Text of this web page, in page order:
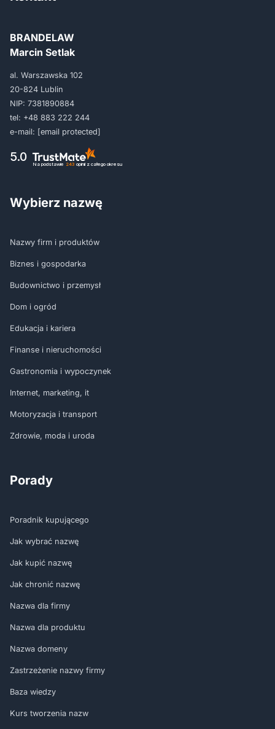
BRANDELAW
Marcin Setlak
al. Warszawska 102
20-824 Lublin
NIP: 7381890884
tel: +48 883 222 244
e-mail: [email protected]
5.0
Na podstawie 243 opinii z całego okresu
Wybierz nazwę
Nazwy firm i produktów
Biznes i gospodarka
Budownictwo i przemysł
Dom i ogród
Edukacja i kariera
Finanse i nieruchomości
Gastronomia i wypoczynek
Internet, marketing, it
Motoryzacja i transport
Zdrowie, moda i uroda
Porady
Poradnik kupującego
Jak wybrać nazwę
Jak kupić nazwę
Jak chronić nazwę
Nazwa dla firmy
Nazwa dla produktu
Nazwa domeny
Zastrzeżenie nazwy firmy
Baza wiedzy
Kurs tworzenia nazw